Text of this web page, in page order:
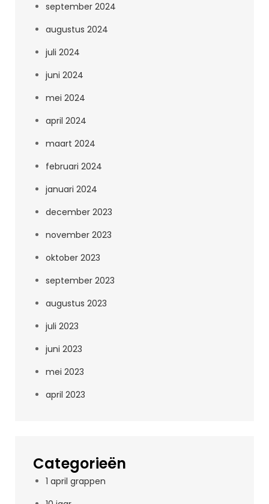
september 2024
augustus 2024
juli 2024
juni 2024
mei 2024
april 2024
maart 2024
februari 2024
januari 2024
december 2023
november 2023
oktober 2023
september 2023
augustus 2023
juli 2023
juni 2023
mei 2023
april 2023
Categorieën
1 april grappen